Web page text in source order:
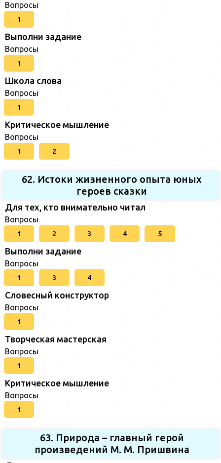
Вопросы
1
Выполни задание
Вопросы
1
Школа слова
Вопросы
1
Критическое мышление
Вопросы
1 2
62. Истоки жизненного опыта юных
героев сказки
Для тех, кто внимательно читал
Вопросы
1 2 3 4 5
Выполни задание
Вопросы
1 3 4
Словесный конструктор
Вопросы
1
Творческая мастерская
Вопросы
1
Критическое мышление
Вопросы
1
63. Природа – главный герой
произведений М. М. Пришвина